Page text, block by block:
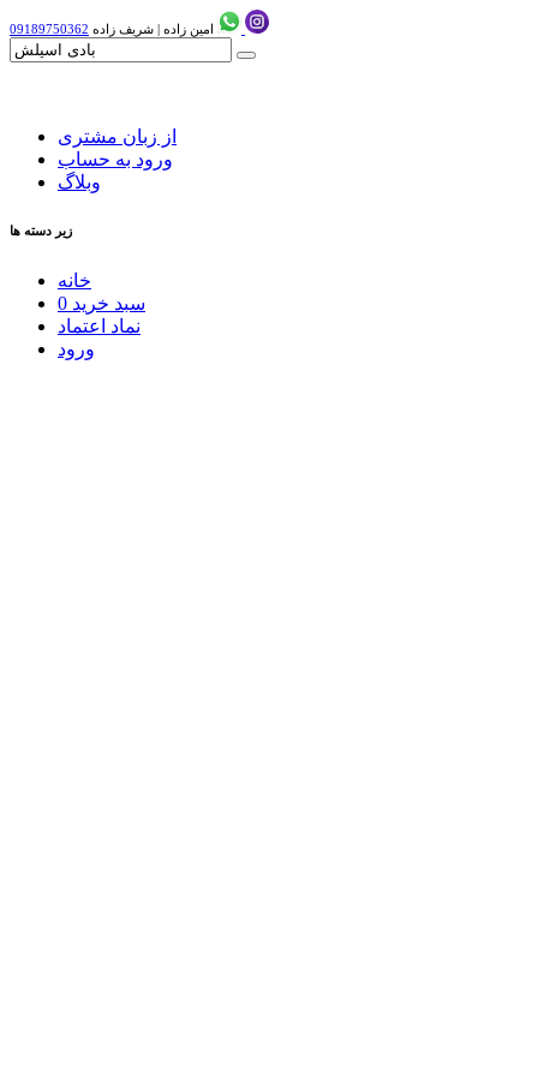
09189750362 امین زاده | شریف زاده
از زبان مشتری
ورود به حساب
وبلاگ
زیر دسته ها
خانه
0 سبد خرید
نماد اعتماد
ورود